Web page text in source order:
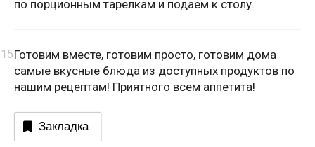
по порционным тарелкам и подаем к столу.
Готовим вместе, готовим просто, готовим дома
самые вкусные блюда из доступных продуктов по
нашим рецептам! Приятного всем аппетита!
Закладка